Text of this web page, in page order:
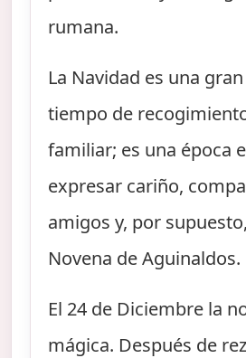
rumana.
La Navidad es una
tiempo de
familiar; es una época
expresar cariño,
amigos y, por
Novena de Aguinaldos.
El 24 de Diciembre la
mágica. Después de